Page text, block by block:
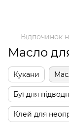
Відпочинок
Масло
Кукани
Буї для
Клей для